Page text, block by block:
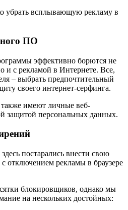
убрать всплывающую рекламу в
ПО
эффективно борются не
и с рекламой в Интернете. Все,
– выбрать предпочтительный
своего интернет-серфинга.
имеют личные веб-
защитой персональных данных.
постарались внести свою
отключением рекламы в браузере
блокировщиков, однако мы
на нескольких достойных: